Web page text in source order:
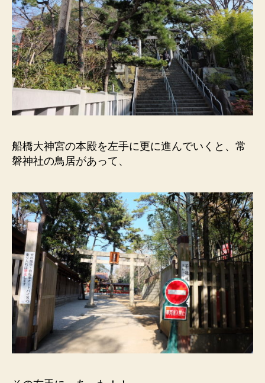
船橋大神宮の本殿を左手に更に進んでいくと、常
磐神社の鳥居があって、